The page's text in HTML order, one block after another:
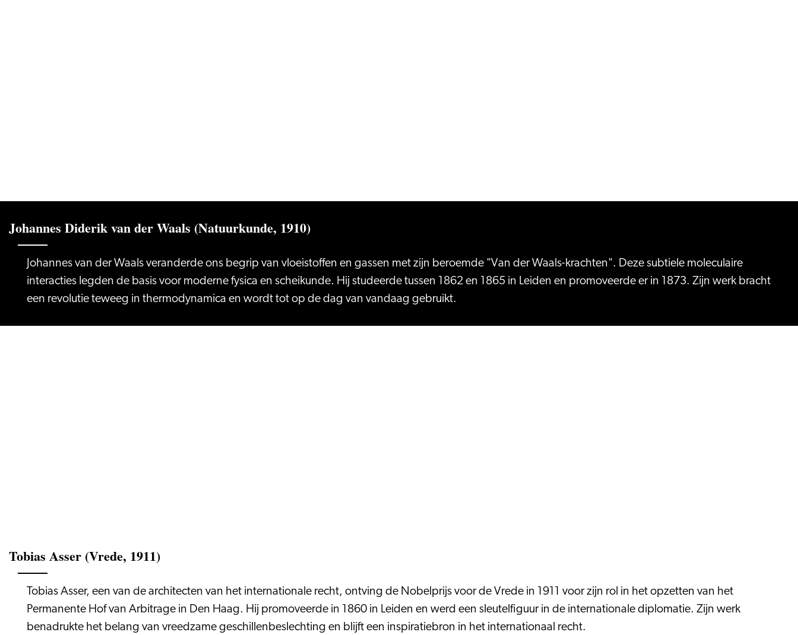
Johannes Diderik van der Waals (Natuurkunde, 1910)
Johannes van der Waals veranderde ons begrip van vloeistoffen en gassen met zijn beroemde "Van der Waals-krachten". Deze subtiele moleculaire
interacties legden de basis voor moderne fysica en scheikunde. Hij studeerde tussen 1862 en 1865 in Leiden en promoveerde er in 1873. Zijn werk bracht
een revolutie teweeg in thermodynamica en wordt tot op de dag van vandaag gebruikt.
Tobias Asser (Vrede, 1911)
Tobias Asser, een van de architecten van het internationale recht, ontving de Nobelprijs voor de Vrede in 1911 voor zijn rol in het opzetten van het
Permanente Hof van Arbitrage in Den Haag. Hij promoveerde in 1860 in Leiden en werd een sleutelfiguur in de internationale diplomatie. Zijn werk
benadrukte het belang van vreedzame geschillenbeslechting en blijft een inspiratiebron in het internationaal recht.